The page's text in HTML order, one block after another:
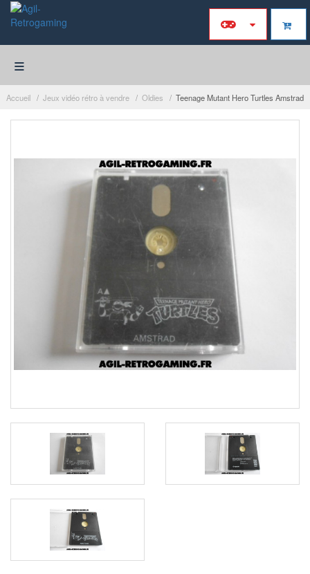
≡
Accueil Jeux vidéo rétro à vendre Oldies Teenage Mutant Hero Turtles Amstrad